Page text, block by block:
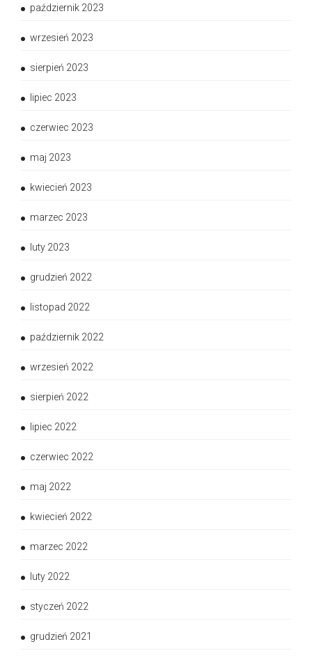
październik 2023
wrzesień 2023
sierpień 2023
lipiec 2023
czerwiec 2023
maj 2023
kwiecień 2023
marzec 2023
luty 2023
grudzień 2022
listopad 2022
październik 2022
wrzesień 2022
sierpień 2022
lipiec 2022
czerwiec 2022
maj 2022
kwiecień 2022
marzec 2022
luty 2022
styczeń 2022
grudzień 2021